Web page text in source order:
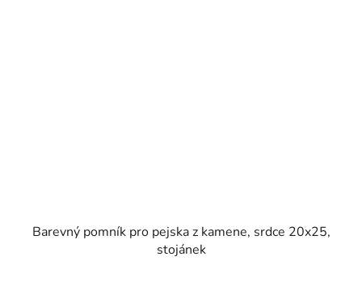
Barevný pomník pro pejska z kamene, srdce 20x25,
stojánek